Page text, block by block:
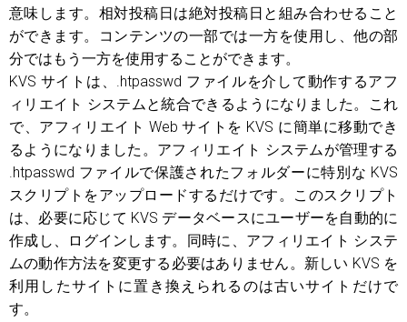
意味します。相対投稿日は絶対投稿日と組み合わせること
ができます。コンテンツの一部では一方を使用し、他の部
分ではもう一方を使用することができます。
KVS サイトは、.htpasswd ファイルを介して動作するアフ
ィリエイト システムと統合できるようになりました。これ
で、アフィリエイト Web サイトを KVS に簡単に移動でき
るようになりました。アフィリエイト システムが管理する
.htpasswd ファイルで保護されたフォルダーに特別な KVS
スクリプトをアップロードするだけです。このスクリプト
は、必要に応じて KVS データベースにユーザーを自動的に
作成し、ログインします。同時に、アフィリエイト システ
ムの動作方法を変更する必要はありません。新しい KVS を
利用したサイトに置き換えられるのは古いサイトだけで
す。